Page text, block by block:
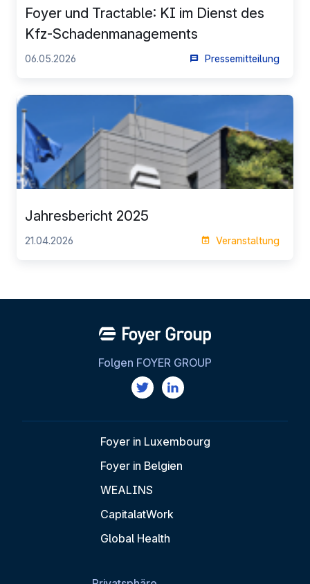
Foyer und Tractable: KI im Dienst des
Kfz-Schadenmanagements
06.05.2026 Pressemitteilung
Jahresbericht 2025
21.04.2026 Veranstaltung
Folgen FOYER GROUP
Foyer in Luxembourg
Foyer in Belgien
WEALINS
CapitalatWork
Global Health